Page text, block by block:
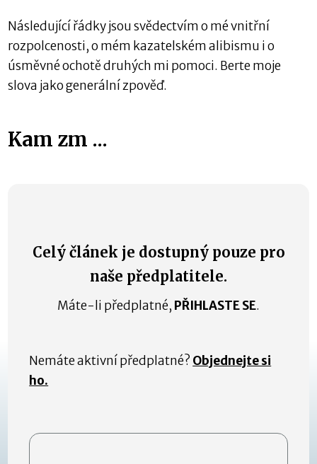
Následující řádky jsou svědectvím o mé vnitřní
rozpolcenosti, o mém kazatelském alibismu i o
úsměvné ochotě druhých mi pomoci. Berte moje
slova jako generální zpověď.
Kam zm ...
Celý článek je dostupný pouze pro
naše předplatitele.
Máte-li předplatné, PŘIHLASTE SE.
Nemáte aktivní předplatné? Objednejte si
ho.